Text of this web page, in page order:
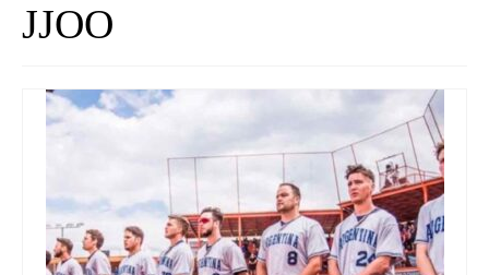
INSTITUCIONAL
UNIVERSO CAD
CAD MEDIA
CAD FEDERAL
JJOO